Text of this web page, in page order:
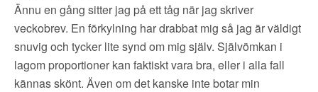
ENAD RÖST
PARTILEDARE
Ännu en gång sitter jag på ett tåg när jag skriver
veckobrev. En förkylning har drabbat mig så jag är väldigt
snuvig och tycker lite synd om mig själv. Självömkan i
lagom proportioner kan faktiskt vara bra, eller i alla fall
kännas skönt. Även om det kanske inte botar min